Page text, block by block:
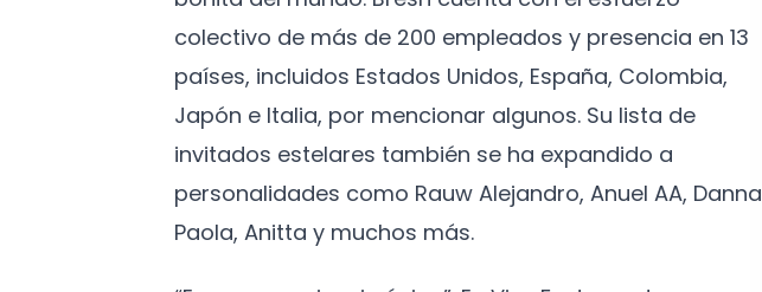
colectivo de más de 200 empleados y presencia en 13
países, incluidos Estados Unidos, España, Colombia,
Japón e Italia, por mencionar algunos. Su lista de
invitados estelares también se ha expandido a
personalidades como Rauw Alejandro, Anuel AA, Danna
Paola, Anitta y muchos más.